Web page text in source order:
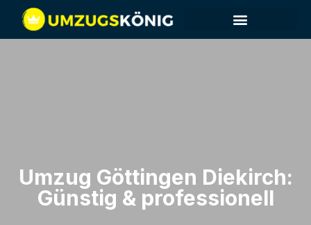
Umzug Göttingen​ Diekirch:
Günstig & professionell​